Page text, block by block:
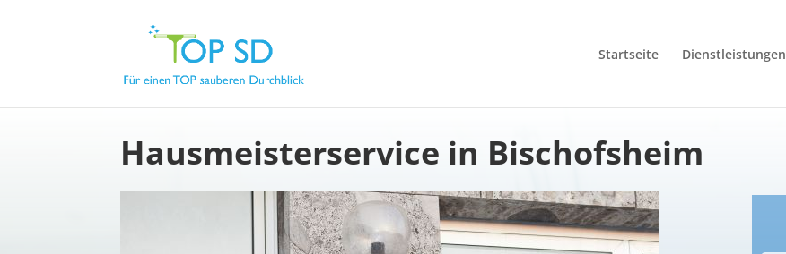
Startseite Dienstleistungen
Hausmeisterservice in Bischofsheim